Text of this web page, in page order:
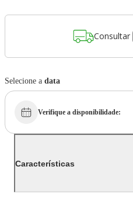
Consultar
Selecione a data
Verifique a disponibilidade:
Características